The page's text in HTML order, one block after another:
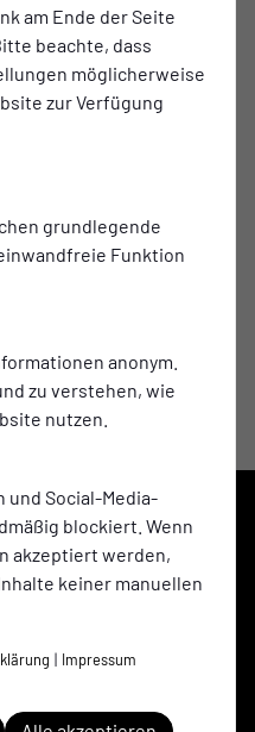
am Ende der Seite
beachte, dass
möglicherweise
zur Verfügung
grundlegende
Funktion
anonym.
zu verstehen, wie
nutzen.
und Social-Media-
blockiert. Wenn
akzeptiert werden,
keiner manuellen
| Impressum